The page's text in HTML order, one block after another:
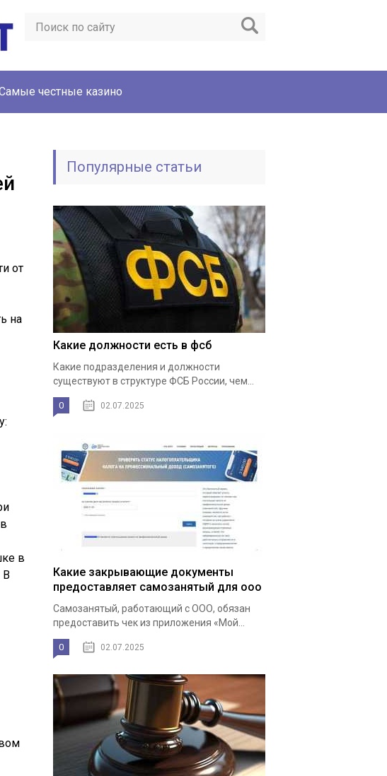
честные казино
от
на
в
В
Популярные статьи
Какие должности есть в фсб
Какие подразделения и должности
существуют в структуре ФСБ России, чем...
0 02.07.2025
Какие закрывающие документы
предоставляет самозанятый для ооо
Самозанятый, работающий с ООО, обязан
предоставить чек из приложения «Мой...
0 02.07.2025